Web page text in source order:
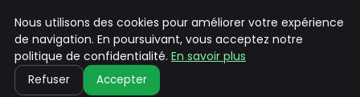
PILAT PATRIMOINES
Nous utilisons des cookies pour améliorer votre expérience
de navigation. En poursuivant, vous acceptez notre
politique de confidentialité. En savoir plus
Refuser Accepter